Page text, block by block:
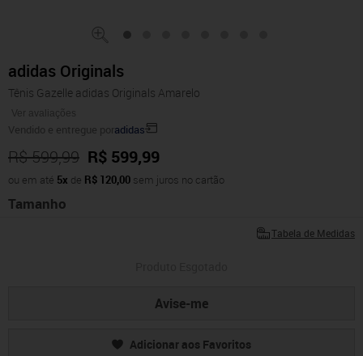
adidas Originals
Tênis Gazelle adidas Originals Amarelo
Ver avaliações
Vendido e entregue poradidas
R$ 599,99 R$ 599,99
ou em até 5x de R$ 120,00 sem juros no cartão
Tamanho
Tabela de Medidas
Avise-me
Adicionar aos Favoritos